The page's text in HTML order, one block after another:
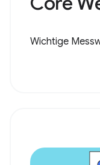
Wichtige